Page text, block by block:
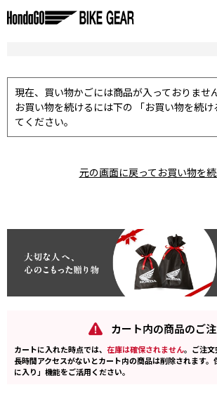
現在、買い物かごには商品が入っておりません
お買い物を続けるには下の 「お買い物を続け
てください。
元の画面に戻ってお買い物を
カート内の商品のご
カートに入れた時点では、 在庫は確保されません。ご注文
長時間アクセスがないとカート内の商品は削除されます
に入り」機能をご活用ください。